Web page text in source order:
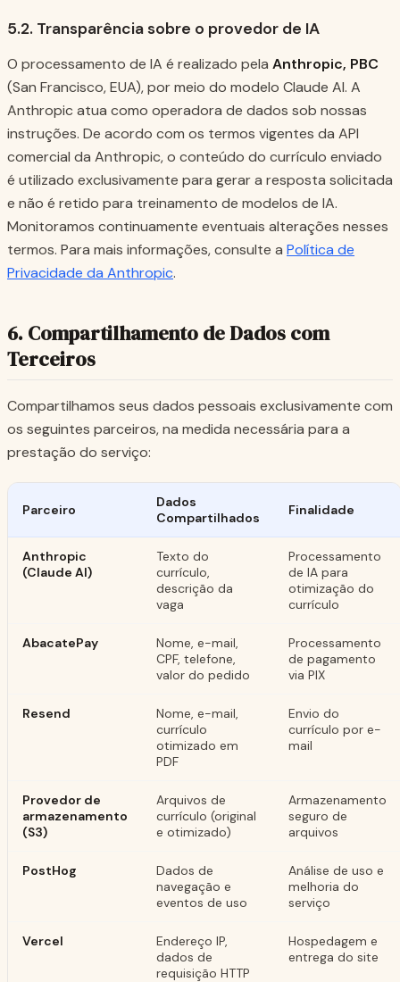
5.2. Transparência sobre o provedor de IA
O processamento de IA é realizado pela Anthropic, PBC
(San Francisco, EUA), por meio do modelo Claude AI. A
Anthropic atua como operadora de dados sob nossas
instruções. De acordo com os termos vigentes da API
comercial da Anthropic, o conteúdo do currículo enviado
é utilizado exclusivamente para gerar a resposta solicitada
e não é retido para treinamento de modelos de IA.
Monitoramos continuamente eventuais alterações nesses
termos. Para mais informações, consulte a Política de
Privacidade da Anthropic.
6. Compartilhamento de Dados com
Terceiros
Compartilhamos seus dados pessoais exclusivamente com
os seguintes parceiros, na medida necessária para a
prestação do serviço:
Parceiro
Dados
Compartilhados
Finalidade
Anthropic
(Claude AI)
Texto do
currículo,
descrição da
vaga
Processamento
de IA para
otimização do
currículo
AbacatePay
Nome, e-mail,
CPF, telefone,
valor do pedido
Processamento
de pagamento
via PIX
Resend
Nome, e-mail,
currículo
otimizado em
PDF
Envio do
currículo por e-
mail
Provedor de
armazenamento
(S3)
Arquivos de
currículo (original
e otimizado)
Armazenamento
seguro de
arquivos
PostHog
Dados de
navegação e
eventos de uso
Análise de uso e
melhoria do
serviço
Vercel
Endereço IP,
dados de
requisição HTTP
Hospedagem e
entrega do site